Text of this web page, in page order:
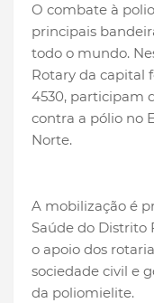
O combate à
principais
todo o mundo.
Rotary da capital
4530, participam
contra a pólio no
Norte.
A mobilização é
Saúde do Distrito
o apoio dos
sociedade civil e
da poliomielite.